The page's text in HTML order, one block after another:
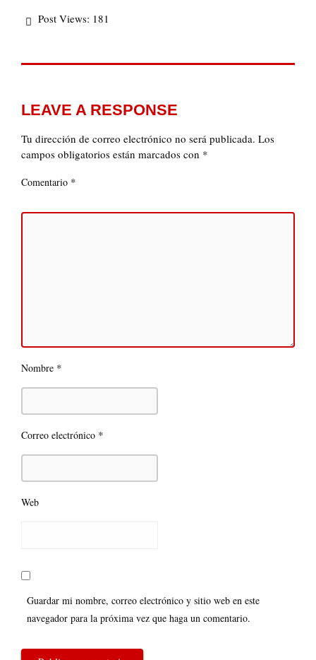
Post Views: 181
LEAVE A RESPONSE
Tu dirección de correo electrónico no será publicada. Los
campos obligatorios están marcados con *
Comentario *
Nombre *
Correo electrónico *
Web
Guardar mi nombre, correo electrónico y sitio web en este
navegador para la próxima vez que haga un comentario.